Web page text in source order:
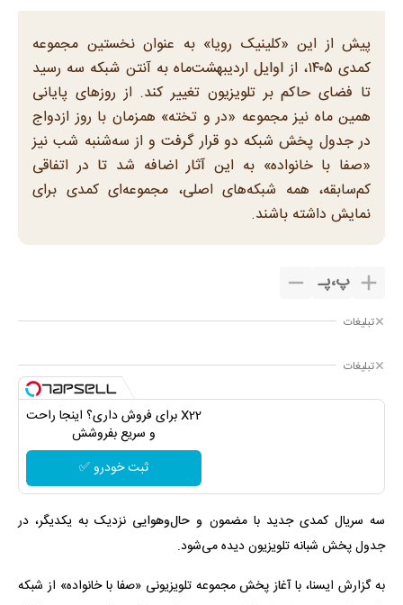
پیش از این «کلینیک رویا» به عنوان نخستین مجموعه
کمدی ۱۴۰۵، از اوایل اردیبهشت‌ماه به آنتن شبکه سه رسید
تا فضای حاکم بر تلویزیون تغییر کند. از روزهای پایانی
همین ماه نیز مجموعه «در و تخته» همزمان با روز ازدواج
در جدول پخش شبکه دو قرار گرفت و از سه‌شنبه‌ شب نیز
«صفا با خانواده» به این آثار اضافه شد تا در اتفاقی
کم‌سابقه، همه شبکه‌های اصلی، مجموعه‌ای کمدی برای
نمایش داشته باشند.
پ،پـ
تبلیغات
تبلیغات
X22 برای فروش داری؟ اینجا راحت
و سریع بفروشش
ثبت خودرو ✅
سه سریال کمدی جدید با مضمون و حال‌وهوایی نزدیک به یکدیگر، در
جدول پخش شبانه تلویزیون دیده می‌شود.
به گزارش ایسنا، با آغاز پخش مجموعه تلویزیونی «صفا با خانواده» از شبکه